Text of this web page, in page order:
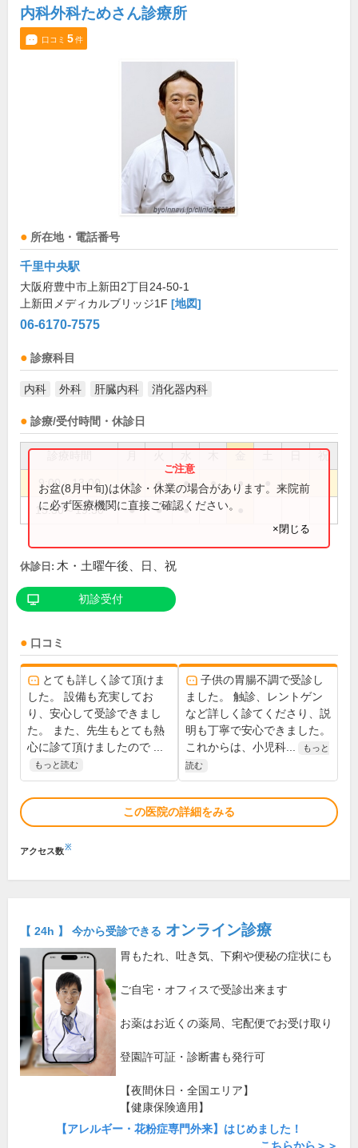
内科外科ためさん診療所
口コミ 5件
所在地・電話番号
千里中央駅
大阪府豊中市上新田2丁目24-50-1
上新田メディカルブリッジ1F [地図]
06-6170-7575
診療科目
内科 外科 肝臓内科 消化器内科
診療/受付時間・休診日
祝
9:00～13:00 ● ● ● ● ●
15:30～19:30 ● ● ●
お盆(8月中旬)は休診・休業の場合があります。来院前
に必ず医療機関に直接ご確認ください。
×閉じる
休診日: 木・土曜午後、日、祝
初診受付
口コミ
とても詳しく診て頂けま
した。 設備も充実してお
り、安心して受診できまし
た。 また、先生もとても熱
心に診て頂けましたので ...
もっと読む
子供の胃腸不調で受診し
ました。 触診、レントゲン
など詳しく診てくださり、説
明も丁寧で安心できました。
これからは、小児科...
もっと
読む
この医院の詳細をみる
アクセス数※
【 24h 】 今から受診できる オンライン診療
胃もたれ、吐き気、下痢や便秘の症状にも
ご自宅・オフィスで受診出来ます
お薬はお近くの薬局、宅配便でお受け取り
登園許可証・診断書も発行可
【夜間休日・全国エリア】
【健康保険適用】
【アレルギー・花粉症専門外来】はじめました！